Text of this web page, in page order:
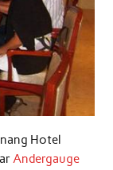
Hotel
Andergauge